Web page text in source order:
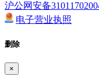
沪公网安备
电子营业执照
删除
×